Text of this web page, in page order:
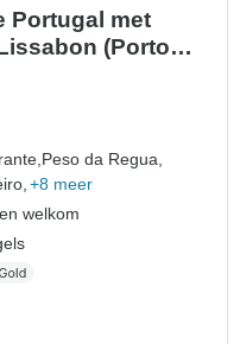
Portugal met
(Porto
Peso da Regua,
+8 meer
welkom